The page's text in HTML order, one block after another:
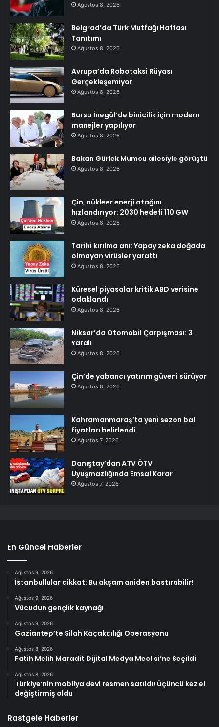
Ağustos 8, 2026
Belgrad’da Türk Mutfağı Haftası
Tanıtımı
Ağustos 8, 2026
Avrupa’da Robotaksi Rüyası
Gerçekleşemiyor
Ağustos 8, 2026
Bursa İnegöl’de binicilik için modern
manejler yapılıyor
Ağustos 8, 2026
Bakan Gürlek Mumcu ailesiyle görüştü
Ağustos 8, 2026
Çin, nükleer enerji atağını
hızlandırıyor: 2030 hedefi 110 GW
Ağustos 8, 2026
Tarihi kırılma anı: Yapay zeka doğada
olmayan virüsler yarattı
Ağustos 8, 2026
Küresel piyasalar kritik ABD verisine
odaklandı
Ağustos 8, 2026
Niksar’da Otomobil Çarpışması: 3
Yaralı
Ağustos 8, 2026
Çin’de yabancı yatırım güveni sürüyor
Ağustos 8, 2026
Kahramanmaraş’ta yeni sezon bal
fiyatları belirlendi
Ağustos 7, 2026
Danıştay’dan ATV ÖTV
Uyuşmazlığında Emsal Karar
Ağustos 7, 2026
En Güncel Haberler
Ağustos 9, 2026
İstanbullular dikkat: Bu akşam aniden bastırabilir!
Ağustos 9, 2026
Vücudun gençlik kaynağı
Ağustos 9, 2026
Gaziantep’te Silah Kaçakçılığı Operasyonu
Ağustos 8, 2026
Fatih Melih Maradit Dijital Medya Meclisi’ne Seçildi
Ağustos 8, 2026
Türkiye’nin mobilya devi resmen satıldı! Üçüncü kez el
değiştirmiş oldu
Rastgele Haberler